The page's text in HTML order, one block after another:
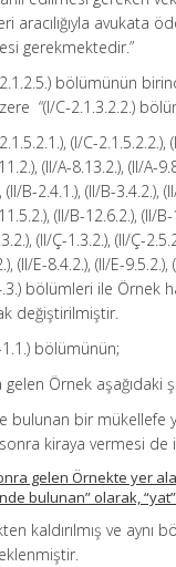
aracılığıyla avukata
gerekmektedir.”
2.1.2.5.) bölümünün
“(I/C-2.1.3.2.2.)
(I/C-2.1.5.2.2.),
(II/A-8.13.2.), (II/A-
B-2.4.1.), (II/B-3.4.2.),
(II/B-12.6.2.), (II/
(II/Ç-1.3.2.), (II/Ç-
(II/E-8.4.2.), (II/E-
bölümleri ile
değiştirilmiştir.
1.1.) bölümünün;
Örnek aşağıdaki
bulunan bir mükellefe
kiraya vermesi de
gelen Örnekte yer
bulunan” olarak,
kaldırılmış ve